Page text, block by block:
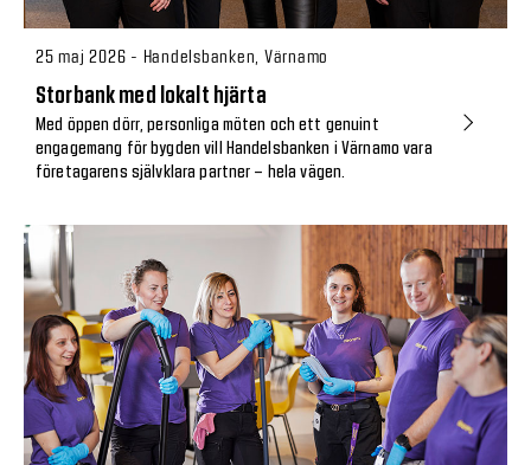
25 maj 2026 - Handelsbanken, Värnamo
Storbank med lokalt hjärta
Med öppen dörr, personliga möten och ett genuint
engagemang för bygden vill Handelsbanken i Värnamo vara
företagarens självklara partner – hela vägen.